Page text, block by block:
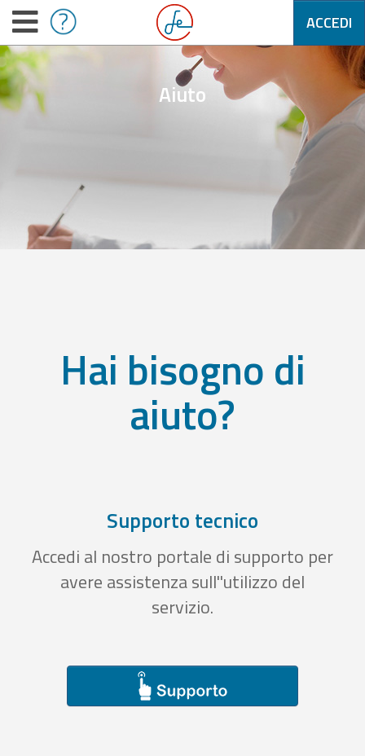
ACCEDI
Aiuto
Hai bisogno di
aiuto?
Supporto tecnico
Accedi al nostro portale di supporto per
avere assistenza sull''utilizzo del
servizio.